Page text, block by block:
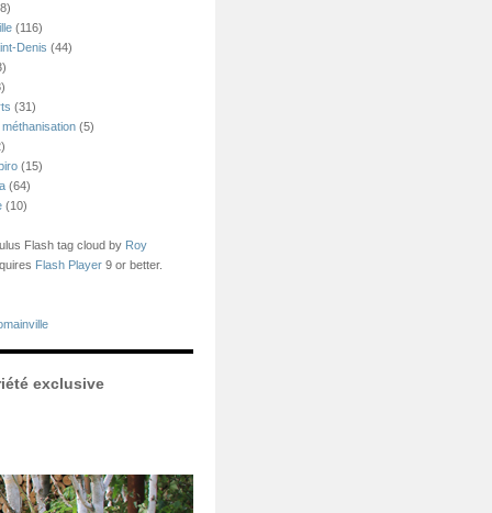
(116)
Denis (44)
(31)
(5)
(15)
(64)
(10)
Flash tag cloud by Roy
Flash Player 9 or better.
exclusive